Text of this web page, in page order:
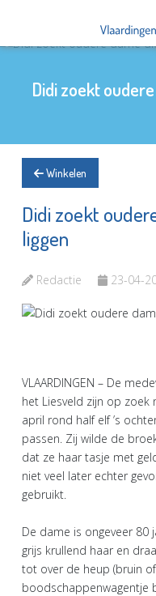
Didi zoekt
Winkelen
Didi zoekt
liggen
Redactie 23-04-
VLAARDINGEN – De
het Liesveld zijn op
april rond half elf ’s
passen. Zij wilde de
dat ze haar tasje met
niet veel later echter
gebruikt.
De dame is ongeveer 80
grijs krullend haar en
tot over de heup (bruin
boodschappenwagentje